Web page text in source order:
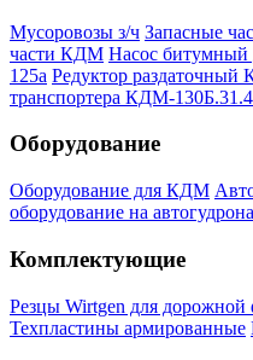
Мусоровозы з/ч Запасные
части КДМ Насос
125а Редуктор раздаточный
транспортера КДМ-
Оборудование
Оборудование для КДМ
оборудование на
Комплектующие
Резцы Wirtgen для дорожной
Техпластины армированные